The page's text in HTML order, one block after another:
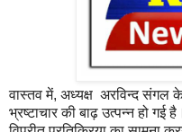
वास्तव में, अध्यक्ष अरविन्द संगल
भ्रष्टाचार की बाढ़ उत्पन्न हो गई